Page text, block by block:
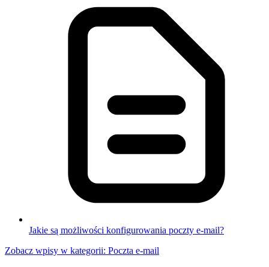
Jakie są możliwości konfigurowania poczty e-mail?
Zobacz wpisy w kategorii: Poczta e-mail